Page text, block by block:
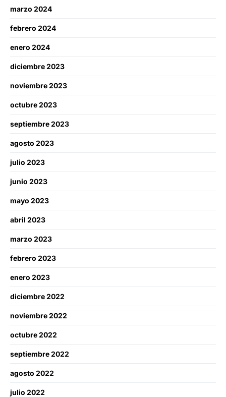
marzo 2024
febrero 2024
enero 2024
diciembre 2023
noviembre 2023
octubre 2023
septiembre 2023
agosto 2023
julio 2023
junio 2023
mayo 2023
abril 2023
marzo 2023
febrero 2023
enero 2023
diciembre 2022
noviembre 2022
octubre 2022
septiembre 2022
agosto 2022
julio 2022